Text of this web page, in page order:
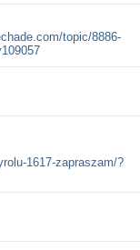
topic/8886-
1617-zapraszam/?